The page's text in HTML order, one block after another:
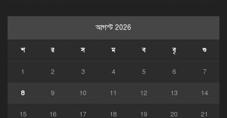
আগস্ট 2026
শ র স ম ব বৃ শু
1 2 3 4 5 6 7
8 9 10 11 12 13 14
15 16 17 18 19 20 21